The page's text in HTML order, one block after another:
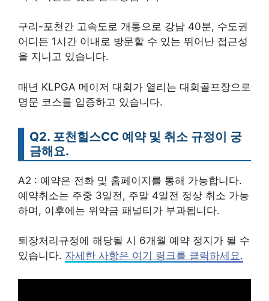
구리-포천간 고속도로 개통으로 강남 40분, 수도권
어디든 1시간 이내로 방문할 수 있는 뛰어난 접근성
을 지니고 있습니다.
매년 KLPGA 메이저 대회가 열리는 대회골프장으로
명문 코스를 입증하고 있습니다.
Q2. 포천힐스CC 예약 및 취소 규정이 궁
금해요.
A2 : 예약은 전화 및 홈페이지를 통해 가능합니다.
예약취소는 주중 3일전, 주말 4일전 정상 취소 가능
하며, 이후에는 위약금 패널티가 부과됩니다.
퇴장처리규정에 해당될 시 6개월 예약 정지가 될 수
있습니다. 자세한 사항은 여기 링크를 클릭하세요.